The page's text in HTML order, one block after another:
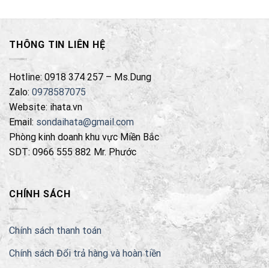
THÔNG TIN LIÊN HỆ
Hotline: 0918 374 257 – Ms.Dung
Zalo: 0978587075
Website: ihata.vn
Email: sondaihata@gmail.com
Phòng kinh doanh khu vực Miền Bắc
SDT: 0966 555 882 Mr. Phước
CHÍNH SÁCH
Chính sách thanh toán
Chính sách Đổi trả hàng và hoàn tiền